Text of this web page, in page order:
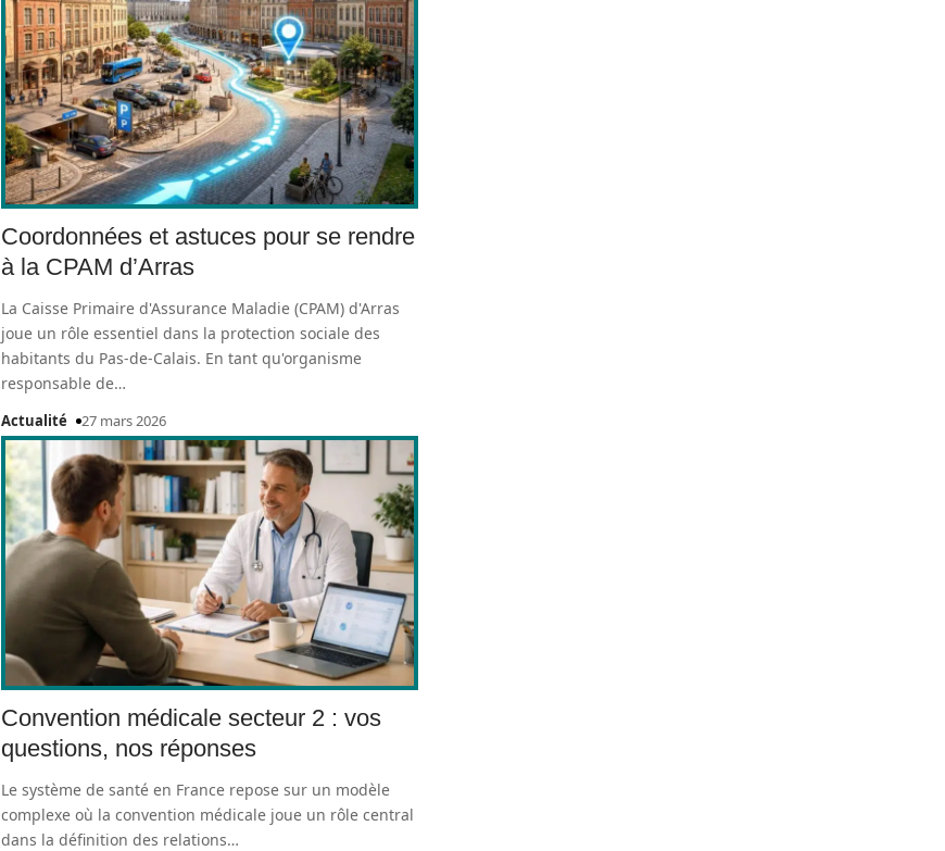
Coordonnées et astuces pour se rendre
à la CPAM d’Arras
La Caisse Primaire d'Assurance Maladie (CPAM) d'Arras
joue un rôle essentiel dans la protection sociale des
habitants du Pas-de-Calais. En tant qu'organisme
responsable de…
Actualité 27 mars 2026
Convention médicale secteur 2 : vos
questions, nos réponses
Le système de santé en France repose sur un modèle
complexe où la convention médicale joue un rôle central
dans la définition des relations…